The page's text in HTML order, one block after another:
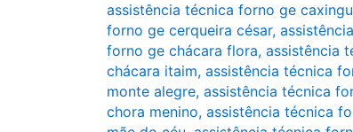
assistência técnica forno ge
forno ge cerqueira césar,
forno ge chácara flora, assistência
chácara itaim, assistência técnica
monte alegre, assistência técnica
chora menino, assistência técnica